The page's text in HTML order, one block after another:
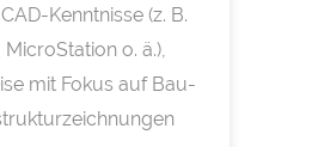
Kenntnisse (z. B.
o. ä.),
mit Fokus auf Bau-